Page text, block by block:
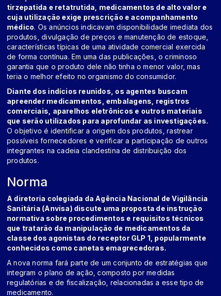
tirzepatida e retatrutida, medicamentos de alto valor e
cuja utilização exige prescrição e acompanhamento
médico. Os anúncios indicavam disponibilidade imediata dos
produtos, divulgação de preços e manutenção de estoque,
características típicas de uma atividade comercial exercida
de forma contínua. Em uma das publicações, o criminoso
garantia que o produto dele não tinha o menor valor, mas
teria o melhor efeito no organismo do consumidor.
Diante dos indícios reunidos, os agentes buscam
apreender medicamentos, embalagens, registros
comerciais, aparelhos eletrônicos e outros materiais
que serão utilizados para aprofundar as investigações.
O objetivo é identificar a origem dos produtos, rastrear
possíveis fornecedores e verificar a participação de outros
integrantes na cadeia clandestina de distribuição dos
produtos.
Norma
A diretoria colegiada da Agência Nacional de Vigilância
Sanitária (Anvisa) discute uma proposta de instrução
normativa sobre procedimentos e requisitos técnicos
que tratarão da manipulação de medicamentos da
classe dos agonistas do receptor GLP 1, popularmente
conhecidos como canetas emagrecedoras.
A nova norma fará parte de um conjunto de estratégias que
integram o plano de ação, composto por medidas
regulatórias e de fiscalização, relacionadas a esse tipo de
medicamento.